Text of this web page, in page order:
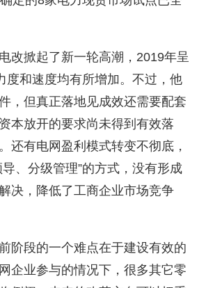
改掀起了新一轮高潮，2019年呈
度和速度均有所增加。不过，他
，但真正落地见成效还需要配套
本放开的要求尚未得到有效落
还有电网盈利模式转变不彻底，
、分级管理”的方式，没有形成
决，降低了工商企业市场竞争
阶段的一个难点在于建设有效的
企业参与的情况下，很多其它零